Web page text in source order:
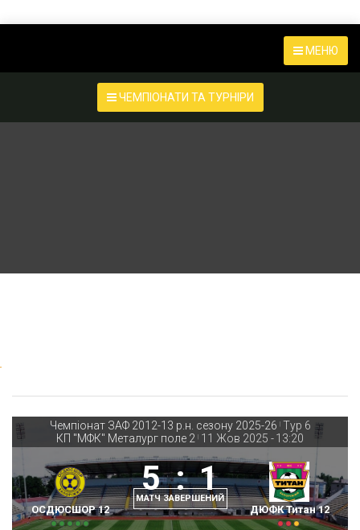
МЕНЮ
ЧЕМПІОНАТИ ТА ТУРНІРИ
Чемпіонат ЗАФ 2012-13 р.н. сезону 2025-26 | Тур 6
КП "МФК" Металург поле 2 | 11 Жов 2025 - 13:20
ОСДЮСШОР 12
5 : 1
МАТЧ ЗАВЕРШЕНИЙ
ДЮФК Титан 12